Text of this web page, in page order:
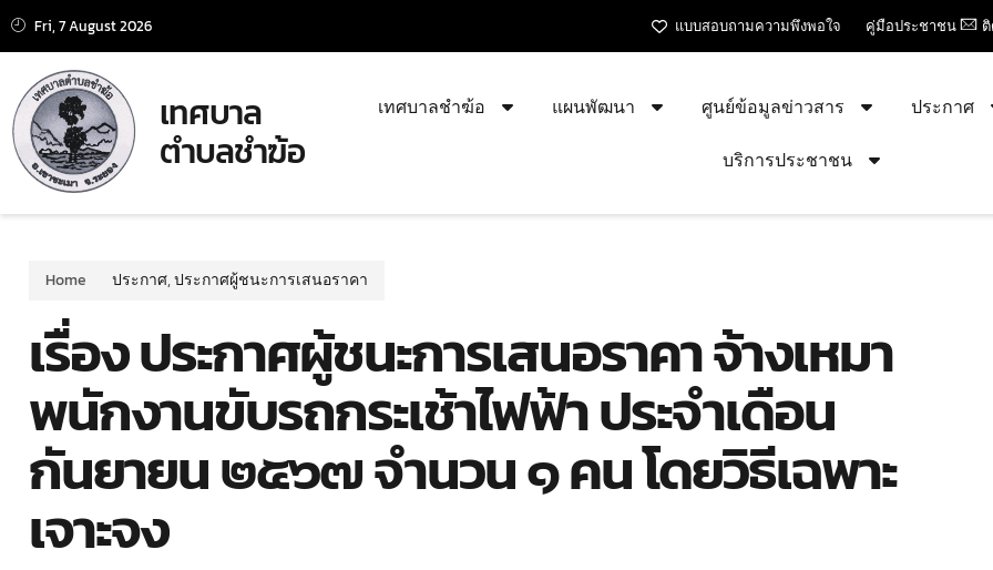
Fri, 7 August 2026 แบบสอบถามความพึงพอใจ คู่มือประชาชน
เทศบาล
ตำบลชำฆ้อ
เทศบาลชำฆ้อ แผนพัฒนา ศูนย์ข้อมูลข่าวสาร ประกาศ
บริการประชาชน
Home ประกาศ,ประกาศผู้ชนะการเสนอราคา
เรื่อง ประกาศผู้ชนะการเสนอราคา จ้างเหมา
พนักงานขับรถกระเช้าไฟฟ้า ประจำเดือน
กันยายน ๒๕๖๗ จำนวน ๑ คน โดยวิธีเฉพาะ
เจาะจง